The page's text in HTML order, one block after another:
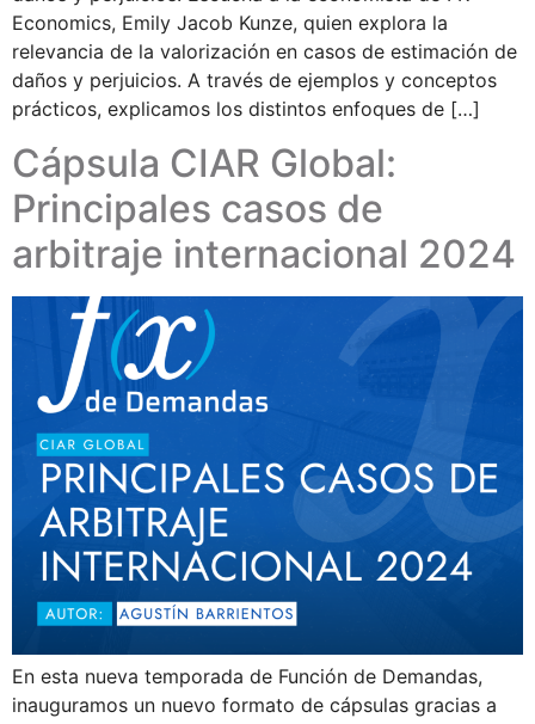
Economics, Emily Jacob Kunze, quien explora la
relevancia de la valorización en casos de estimación de
daños y perjuicios. A través de ejemplos y conceptos
prácticos, explicamos los distintos enfoques de […]
Cápsula CIAR Global:
Principales casos de
arbitraje internacional 2024
En esta nueva temporada de Función de Demandas,
inauguramos un nuevo formato de cápsulas gracias a